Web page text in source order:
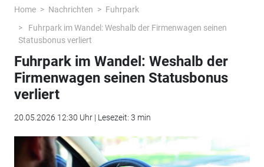
Home Nachrichten
Fuhrpark
Fuhrpark im Wandel: Weshalb der Firmenwagen seinen
Statusbonus verliert
Fuhrpark im Wandel: Weshalb der
Firmenwagen seinen Statusbonus
verliert
20.05.2026 12:30 Uhr | Lesezeit: 3 min